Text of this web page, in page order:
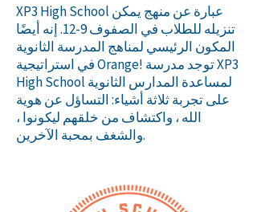
XP3 High School عبارة عن منهج يمكن
تنزيله للطلاب في الصفوف 9-12. إنه أيضًا
المكون الرئيسي لمناهج المدرسة الثانوية
في استراتيجية Orange! توجد مدرسة XP3
High School لمساعدة المدارس الثانوية
على تجربة ثلاثة أشياء: التساؤل عن هوية
الله ، واكتشاف من خلقهم ليكونوا ،
والشغف بمحبة الآخرين.